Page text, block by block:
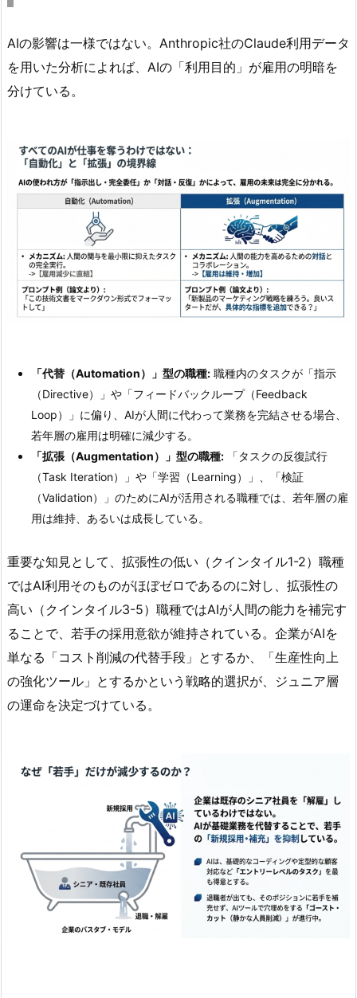
AIの影響は一様ではない。Anthropic社のClaude利用データ
を用いた分析によれば、AIの「利用目的」が雇用の明暗を
分けている。
「代替（Automation）」型の職種: 職種内のタスクが「指示
（Directive）」や「フィードバックループ（Feedback
Loop）」に偏り、AIが人間に代わって業務を完結させる場合、
若年層の雇用は明確に減少する。
「拡張（Augmentation）」型の職種: 「タスクの反復試行
（Task Iteration）」や「学習（Learning）」、「検証
（Validation）」のためにAIが活用される職種では、若年層の雇
用は維持、あるいは成長している。
重要な知見として、拡張性の低い（クインタイル1-2）職種
ではAI利用そのものがほぼゼロであるのに対し、拡張性の
高い（クインタイル3-5）職種ではAIが人間の能力を補完す
ることで、若手の採用意欲が維持されている。企業がAIを
単なる「コスト削減の代替手段」とするか、「生産性向上
の強化ツール」とするかという戦略的選択が、ジュニア層
の運命を決定づけている。